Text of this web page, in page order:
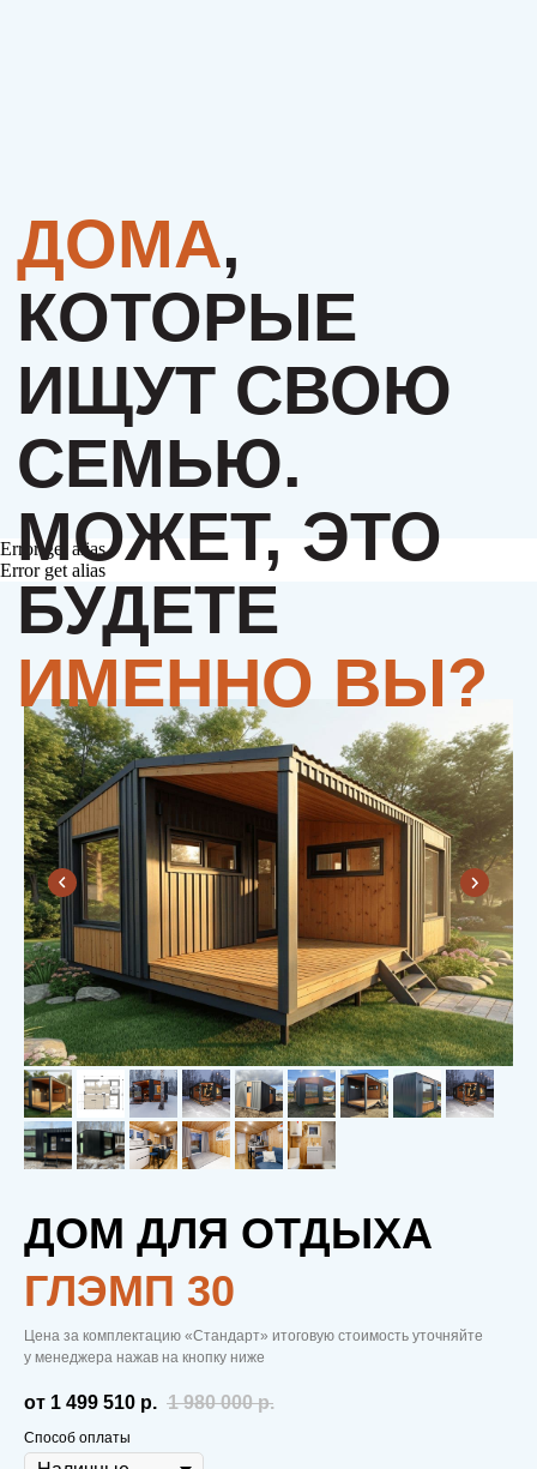
Error get alias
Error get alias
ДОМ ДЛЯ ОТДЫХА
ГЛЭМП 30
Цена за комплектацию «Стандарт» итоговую стоимость уточняйте
у менеджера нажав на кнопку ниже
от 1 499 510 р. 1 980 000 р.
Способ оплаты